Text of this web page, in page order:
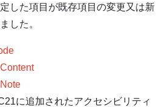
した項目が既存項目の変更又は新
した。
に追加されたアクセシビリティ